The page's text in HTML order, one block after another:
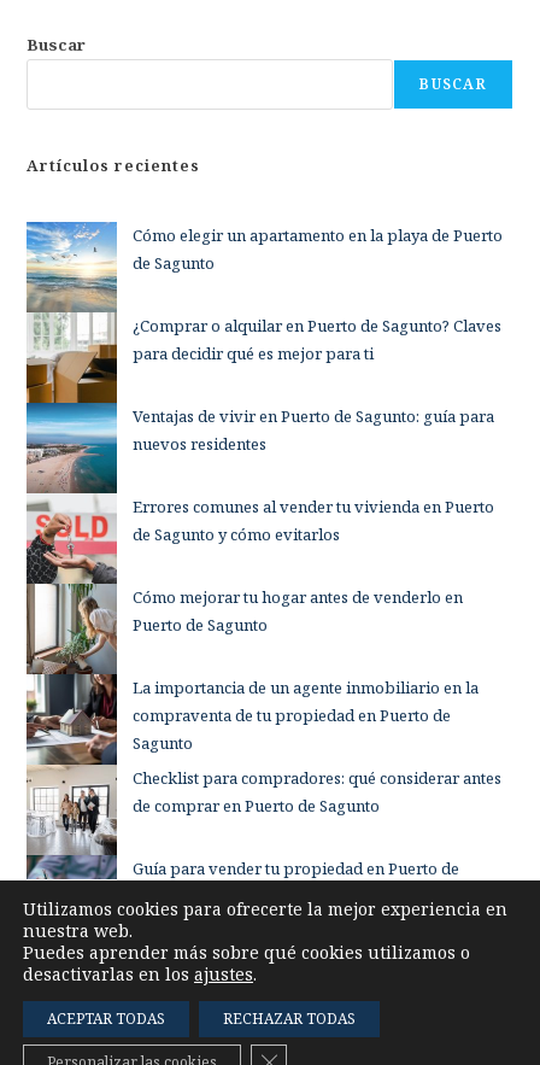
Buscar
BUSCAR
Artículos recientes
Cómo elegir un apartamento en la playa de Puerto
de Sagunto
¿Comprar o alquilar en Puerto de Sagunto? Claves
para decidir qué es mejor para ti
Ventajas de vivir en Puerto de Sagunto: guía para
nuevos residentes
Errores comunes al vender tu vivienda en Puerto
de Sagunto y cómo evitarlos
Cómo mejorar tu hogar antes de venderlo en
Puerto de Sagunto
La importancia de un agente inmobiliario en la
compraventa de tu propiedad en Puerto de
Sagunto
Checklist para compradores: qué considerar antes
de comprar en Puerto de Sagunto
Guía para vender tu propiedad en Puerto de
Utilizamos cookies para ofrecerte la mejor experiencia en
nuestra web.
Puedes aprender más sobre qué cookies utilizamos o
desactivarlas en los ajustes.
ACEPTAR TODAS RECHAZAR TODAS
Cerrar el banner de cookies